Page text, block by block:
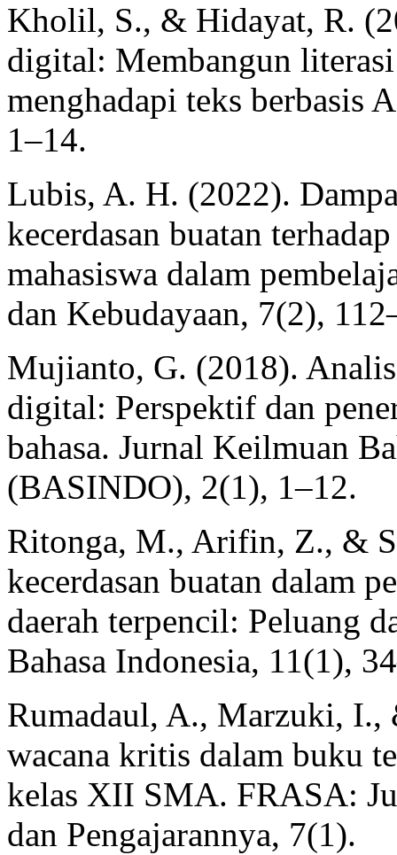
Kholil, S., & Hidayat, R.
digital: Membangun
menghadapi teks berbasis
1–14.
Lubis, A. H. (2022).
kecerdasan buatan
mahasiswa dalam
dan Kebudayaan, 7(2),
Mujianto, G. (2018).
digital: Perspektif dan
bahasa. Jurnal Keilmuan
(BASINDO), 2(1), 1–12.
Ritonga, M., Arifin, Z., &
kecerdasan buatan dalam
daerah terpencil: Peluang
Bahasa Indonesia, 11(1),
Rumadaul, A., Marzuki,
wacana kritis dalam buku
kelas XII SMA. FRASA:
dan Pengajarannya, 7(1).